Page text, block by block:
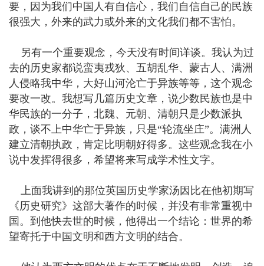
要，因为我们中国人有自信心，我们自信自己的民族
很强大，外来的武力或外来的文化我们都不害怕。
另有一个重要观念，今天没有时间详谈。我认为过
去的历史家都说蛮夷戎狄、五胡乱华、蒙古人、满洲
人侵略我中华，大好山河沦亡于异族等等，这个观念
要改一改。我想写几篇历史文章，说少数民族也是中
华民族的一分子，北魏、元朝、清朝只是少数派执
政，谈不上中华亡于异族，只是“轮流坐庄”。满洲人
建立清朝执政，肯定比明朝好得多。这些观念我在小
说中发挥得很多，希望将来写成学术性文字。
上面我讲到的那位英国历史学家汤因比在他初期写
《历史研究》这部大著作的时候，并没有非常重视中
国。到他快去世的时候，他得出一个结论：世界的希
望寄托于中国文明和西方文明的结合。